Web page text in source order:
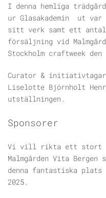
I denna hemliga
ur Glasakademin ut var
sitt verk samt ett
försäljning vid
Stockholm craftweek
Curator &
Liselotte Björnholt
utställningen.
Sponsorer
Vi vill rikta ett stort
Malmgården Vita
denna fantastiska plats
2025.